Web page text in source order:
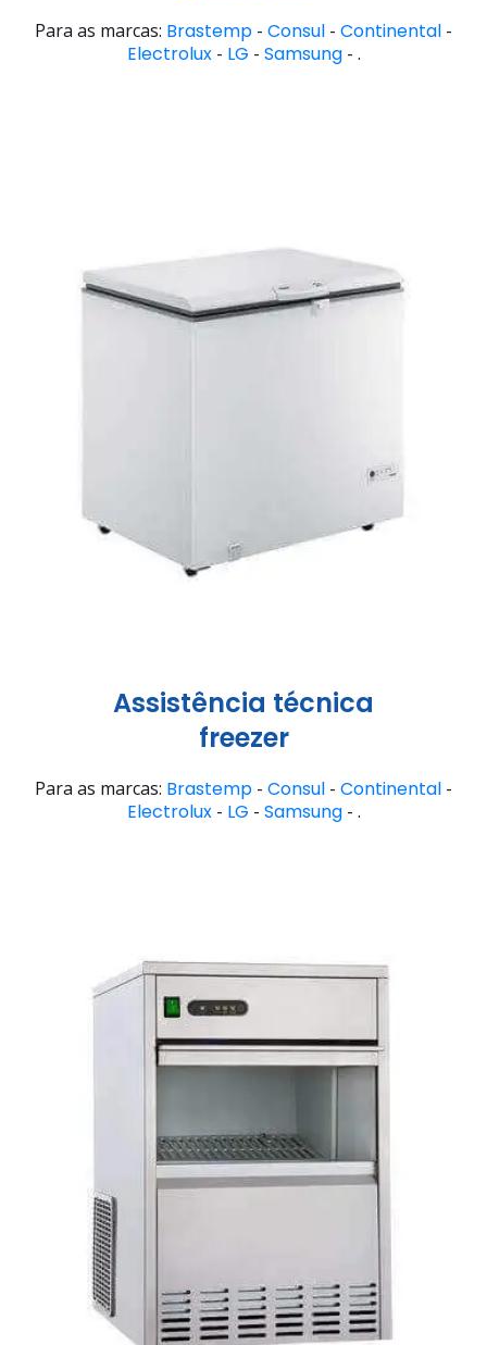
Para as marcas: Brastemp - Consul - Continental -
Electrolux- LG - Samsung- .
Assistência técnica
freezer
Para as marcas: Brastemp - Consul - Continental -
Electrolux- LG - Samsung- .